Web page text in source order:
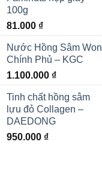
100g
81.000 ₫
Nước Hồng Sâm Won
Chính Phủ – KGC
1.100.000 ₫
Tinh chất hồng sâm
lựu đỏ Collagen –
DAEDONG
950.000 ₫